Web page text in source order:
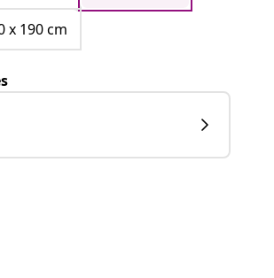
x 190 cm